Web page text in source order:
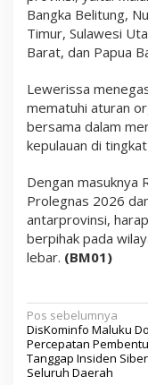
Bangka Belitung,
Timur, Sulawesi
Barat, dan Papua
Lewerissa
mematuhi aturan
bersama dalam
kepulauan di
Dengan masuknya
Prolegnas 2026
antarprovinsi,
berpihak pada
lebar. (BM01)
N
a
v
Pos sebelumnya
DisKominfo Maluku
Percepatan
Tanggap Insiden
Seluruh Daerah